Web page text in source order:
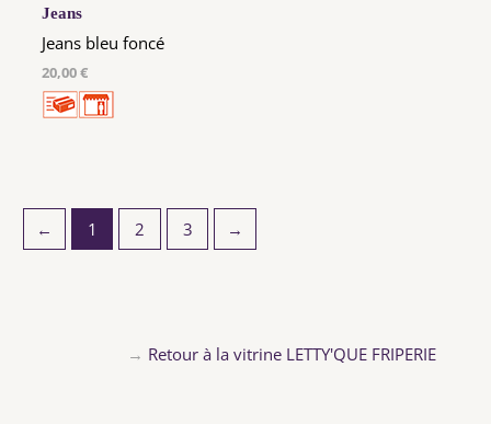
Jeans
Jeans bleu foncé
20,00 €
← 1 2 3 →
→ Retour à la vitrine LETTY'QUE FRIPERIE